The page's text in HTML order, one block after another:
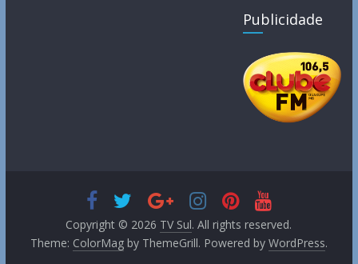
Publicidade
Copyright © 2026 TV Sul. All rights reserved.
Theme: ColorMagby ThemeGrill. Powered by WordPress.